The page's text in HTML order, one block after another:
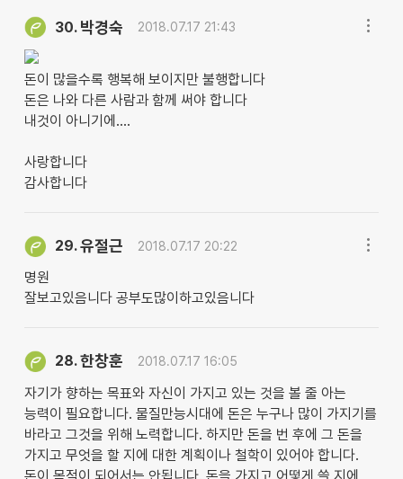
30. 박경숙 2018.07.17 21:43
돈이 많을수록 행복해 보이지만 불행합니다
돈은 나와 다른 사람과 함께 써야 합니다
내것이 아니기에....
사랑합니다
감사합니다
29.유절근 2018.07.17 20:22
명원
잘보고있음니다 공부도많이하고있음니다
28.한창훈 2018.07.17 16:05
자기가 향하는 목표와 자신이 가지고 있는 것을 볼 줄 아는
능력이 필요합니다. 물질만능시대에 돈은 누구나 많이 가지기를
바라고 그것을 위해 노력합니다. 하지만 돈을 번 후에 그 돈을
가지고 무엇을 할 지에 대한 계획이나 철학이 있어야 합니다.